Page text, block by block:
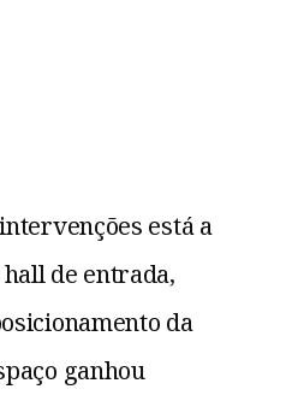
está a
de entrada,
da
ganhou